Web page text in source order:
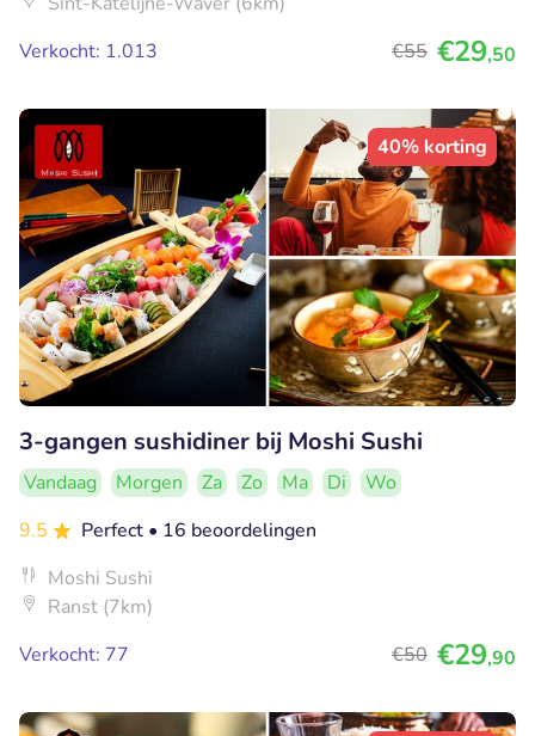
Verkocht: 1.013
€55 €29,50
40% korting
3-gangen sushidiner bij Moshi Sushi
Vandaag Morgen Za Zo Ma Di
Wo
9.5
Perfect • 16 beoordelingen
Moshi Sushi
Ranst (7km)
Verkocht: 77
€50 €29,90